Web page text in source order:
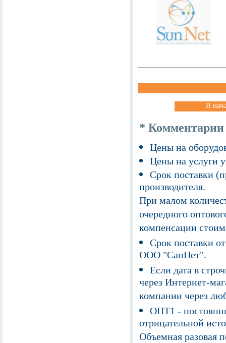
В
* Комментарии
Цены на
Цены на услуги
Срок поставки
производителя.
При малом
очередного
компенсации
Срок поставки
ООО "СанНет".
Если дата в
через Интернет-
компании через
ОПТ1 -
отрицательной
Объемная разовая